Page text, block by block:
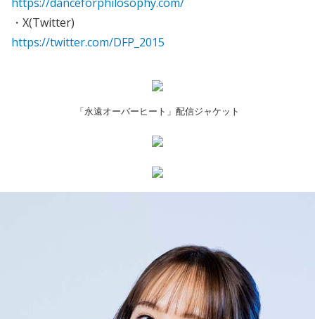
https://danceforphilosophy.com/
・X(Twitter)
https://twitter.com/DFP_2015
「永遠オーバーヒート」配信ジャケット